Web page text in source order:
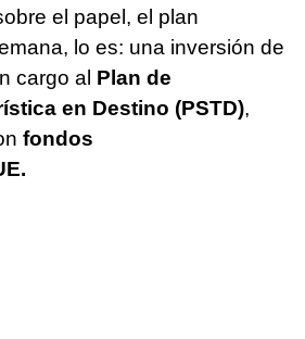
el papel, el plan
lo es: una inversión de
cargo al Plan de
en Destino (PSTD),
fondos